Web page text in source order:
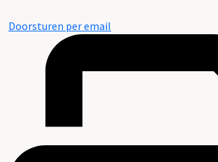
Doorsturen per email